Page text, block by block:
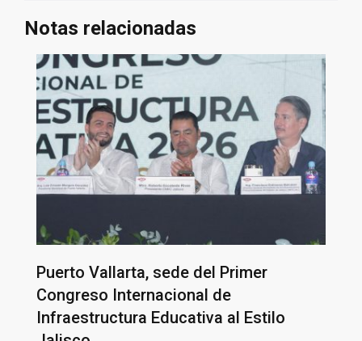
Notas relacionadas
Puerto Vallarta, sede del Primer
Congreso Internacional de
Infraestructura Educativa al Estilo